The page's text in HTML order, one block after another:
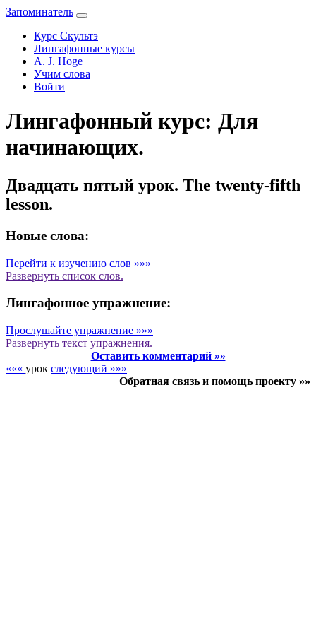
Запоминатель
Курс Скультэ
Лингафонные курсы
A. J. Hoge
Учим слова
Войти
Лингафонный курс: Для
начинающих.
Двадцать пятый урок. The twenty-fifth
lesson.
Новые слова:
Перейти к изучению слов »»»
Развернуть список слов.
Лингафонное упражнение:
Прослушайте упражнение »»»
Развернуть текст упражнения.
Оставить комментарий »»
««« урок следующий »»»
Обратная связь и помощь проекту »»